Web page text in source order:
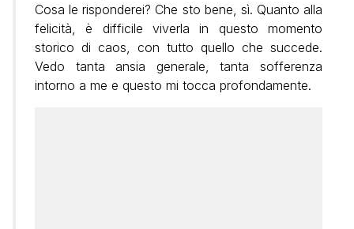
Cosa le risponderei? Che sto bene, sì. Quanto alla
felicità, è difficile viverla in questo momento
storico di caos, con tutto quello che succede.
Vedo tanta ansia generale, tanta sofferenza
intorno a me e questo mi tocca profondamente.